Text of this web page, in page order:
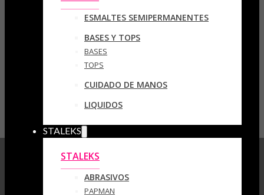
ESMALTES SEMIPERMANENTES
BASES Y TOPS
BASES
TOPS
CUIDADO DE MANOS
LIQUIDOS
STALEKS
STALEKS
ABRASIVOS
PAPMAN